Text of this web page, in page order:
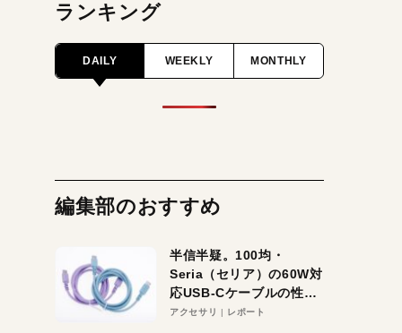
ランキング
DAILY WEEKLY MONTHLY
編集部のおすすめ
半信半疑。100均・
Seria（セリア）の60W対
応USB-Cケーブルの性能
を検証。超コスパの1本を
アクセサリ レポート